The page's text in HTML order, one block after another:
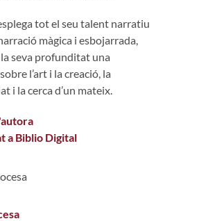
tot el seu talent narratiu
màgica i esbojarrada,
seva profunditat una
l’art i la creació, la
i la cerca d’un mateix.
a Biblio Digital